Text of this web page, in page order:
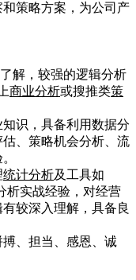
策略方案，为公司产
解，较强的逻辑分析
商业分析或搜推类策
知识，具备利用数据分
、策略机会分析、流
统计分析及工具如
析实战经验，对经营
较深入理解，具备良
、担当、感恩、诚